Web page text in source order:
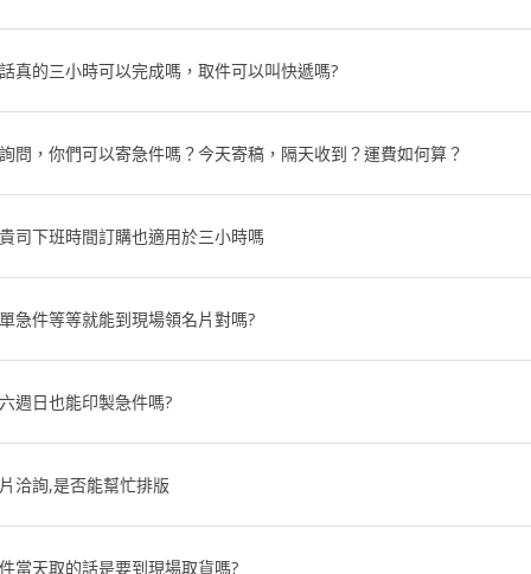
真的三小時可以完成嗎，取件可以叫快遞嗎?
問，你們可以寄急件嗎？今天寄稿，隔天收到？運費如何算？
司下班時間訂購也適用於三小時嗎
急件等等就能到現場領名片對嗎?
週日也能印製急件嗎?
洽詢,是否能幫忙排版
當天取的話是要到現場取貨嗎?